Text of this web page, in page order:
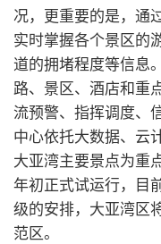
况，更重要的是，通
实时掌握各个景区的
道的拥堵程度等信息
路、景区、酒店和重
流预警、指挥调度、
中心依托大数据、云
大亚湾主要景点为重
年初正式试运行，目
级的安排，大亚湾区
范区。